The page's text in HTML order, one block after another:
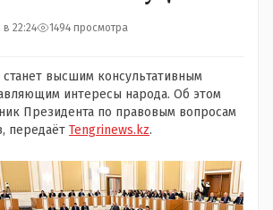
в 22:24 1494 просмотра
высшим консультативным
интересы народа. Об этом
Президента по правовым вопросам
передаёт Tengrinews.kz.